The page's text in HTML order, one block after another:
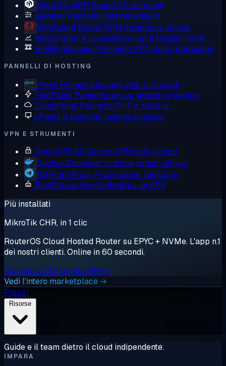
MikroTik CHR RouterOS nel cloud
aaPanel Pannello hosting leggero
WireGuard Kernel VPN moderno e veloce
MetaTrader 4 Lo standard per il trading Forex
Hiddify Manager Pannello VPN multi-protocollo
PANNELLI DI HOSTING
Plesk Pannello hosting web full-stack
FastPanel Pannello server gratuito e veloce
CloudPanel Pannello PHP e Node.js
cPanel Il pannello hosting classico
VPN E STRUMENTI
OpenVPN AS Server VPN self-hosted
Docker Container runtime, pronto all'uso
MTProto Proxy Proxy nativo Telegram
BlueStacks App Android su un VPS
Più installati
MikroTik CHR, in 1 clic
RouterOS Cloud Hosted Router su EPYC + NVMe. L'app n.1
dei nostri clienti. Online in 60 secondi.
Distribuisci MikroTik CHR →
Vedi l'intero marketplace →
Prezzi
Guide e il team dietro il cloud indipendente.
IMPARA